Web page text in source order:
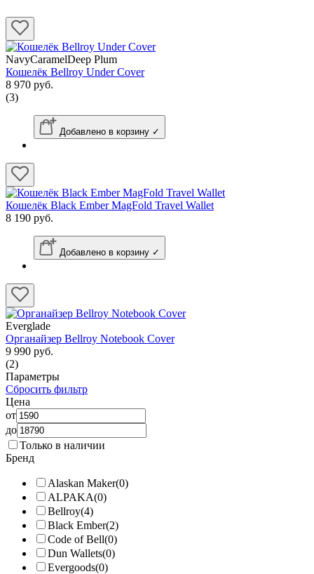
NavyCaramelDeep Plum
Кошелёк Bellroy Under Cover
8 970 руб.
(3)
Добавлено в корзину ✓
Кошелёк Black Ember MagFold Travel Wallet
8 190 руб.
Добавлено в корзину ✓
Everglade
Органайзер Bellroy Notebook Cover
9 990 руб.
(2)
Параметры
Сбросить фильтр
Цена
от
до
Только в наличии
Бренд
Alaskan Maker(0)
ALPAKA(0)
Bellroy(4)
Black Ember(2)
Code of Bell(0)
Dun Wallets(0)
Evergoods(0)